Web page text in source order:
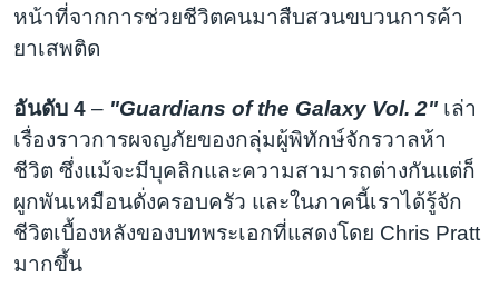
หน้าที่จากการช่วยชีวิตคนมาสืบสวนขบวนการค้า
ยาเสพติด
อันดับ 4 – "Guardians of the Galaxy Vol. 2" เล่า
เรื่องราวการผจญภัยของกลุ่มผู้พิทักษ์จักรวาลห้า
ชีวิต ซึ่งแม้จะมีบุคลิกและความสามารถต่างกันแต่ก็
ผูกพันเหมือนดั่งครอบครัว และในภาคนี้เราได้รู้จัก
ชีวิตเบื้องหลังของบทพระเอกที่แสดงโดย Chris Pratt
มากขึ้น